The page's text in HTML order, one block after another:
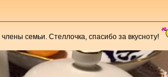
семьи. Стеллочка, спасибо за вкусноту!